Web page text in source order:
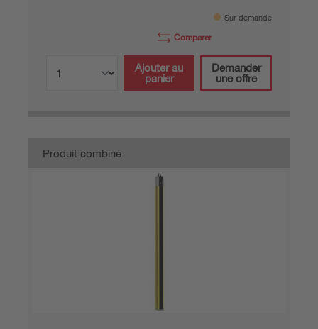
Sur demande
Comparer
Ajouter au
panier
Demander
une offre
Produit combiné